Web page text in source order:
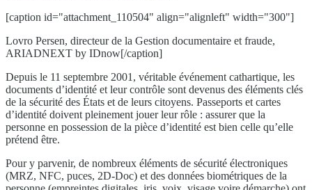
[caption id="attachment_110504" align="alignleft" width="300"]
Lovro Persen, directeur de la Gestion documentaire et fraude,
ARIADNEXT by IDnow[/caption]
Depuis le 11 septembre 2001, véritable événement cathartique, les
documents d’identité et leur contrôle sont devenus des éléments clés
de la sécurité des États et de leurs citoyens. Passeports et cartes
d’identité doivent pleinement jouer leur rôle : assurer que la
personne en possession de la pièce d’identité est bien celle qu’elle
prétend être.
Pour y parvenir, de nombreux éléments de sécurité électroniques
(MRZ, NFC, puces, 2D-Doc) et des données biométriques de la